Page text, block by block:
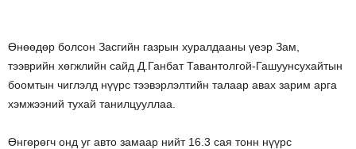
Өнөөдөр болсон Засгийн газрын хуралдааны үеэр Зам,
тээврийн хөгжлийн сайд Д.Ганбат Тавантолгой-Гашуунсухайтын
боомтын чиглэлд нүүрс тээвэрлэлтийн талаар авах зарим арга
хэмжээний тухай танилцууллаа.
Өнгөрөгч онд уг авто замаар нийт 16.3 сая тонн нүүрс